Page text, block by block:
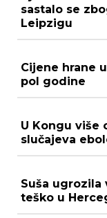
sastalo se
Leipzigu
Cijene hrane
pol godine
U Kongu više
slučajeva
Suša ugrozila
teško u